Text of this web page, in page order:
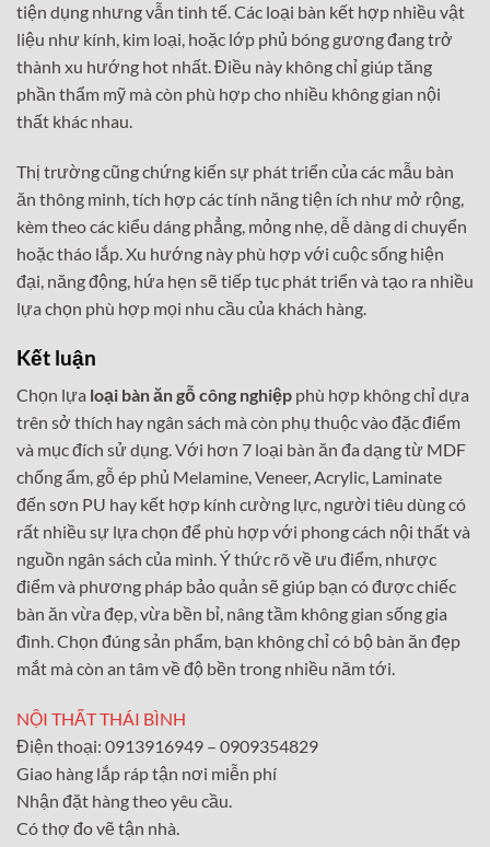
tiện dụng nhưng vẫn tinh tế. Các loại bàn kết hợp nhiều vật
liệu như kính, kim loại, hoặc lớp phủ bóng gương đang trở
thành xu hướng hot nhất. Điều này không chỉ giúp tăng
phần thẩm mỹ mà còn phù hợp cho nhiều không gian nội
thất khác nhau.
Thị trường cũng chứng kiến sự phát triển của các mẫu bàn
ăn thông minh, tích hợp các tính năng tiện ích như mở rộng,
kèm theo các kiểu dáng phẳng, mỏng nhẹ, dễ dàng di chuyển
hoặc tháo lắp. Xu hướng này phù hợp với cuộc sống hiện
đại, năng động, hứa hẹn sẽ tiếp tục phát triển và tạo ra nhiều
lựa chọn phù hợp mọi nhu cầu của khách hàng.
Kết luận
Chọn lựa loại bàn ăn gỗ công nghiệp phù hợp không chỉ dựa
trên sở thích hay ngân sách mà còn phụ thuộc vào đặc điểm
và mục đích sử dụng. Với hơn 7 loại bàn ăn đa dạng từ MDF
chống ẩm, gỗ ép phủ Melamine, Veneer, Acrylic, Laminate
đến sơn PU hay kết hợp kính cường lực, người tiêu dùng có
rất nhiều sự lựa chọn để phù hợp với phong cách nội thất và
nguồn ngân sách của mình. Ý thức rõ về ưu điểm, nhược
điểm và phương pháp bảo quản sẽ giúp bạn có được chiếc
bàn ăn vừa đẹp, vừa bền bỉ, nâng tầm không gian sống gia
đình. Chọn đúng sản phẩm, bạn không chỉ có bộ bàn ăn đẹp
mắt mà còn an tâm về độ bền trong nhiều năm tới.
NỘI THẤT THÁI BÌNH
Điện thoại: 0913916949 – 0909354829
Giao hàng lắp ráp tận nơi miễn phí
Nhận đặt hàng theo yêu cầu.
Có thợ đo vẽ tận nhà.